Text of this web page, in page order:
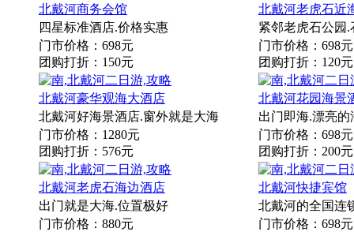
北戴河商务会馆
北戴河老虎石近
四星标准酒店.价格实惠
紧邻老虎石公园
门市价格：698元
团购打折：150元
门市价格：698元
团购打折：120元
北戴河豪华观海大酒店
北戴河花园海景
北戴河好海景酒店.窗外就是大海
出门即海.漂亮
门市价格：1280元
团购打折：576元
门市价格：698元
团购打折：200元
北戴河老虎石海边酒店
北戴河快捷宾馆
出门就是大海.位置极好
北戴河的全国连
门市价格：880元
门市价格：698元